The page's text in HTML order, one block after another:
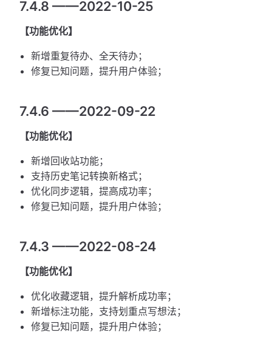
7.4.8 ——2022-10-25
【功能优化】
新增重复待办、全天待办；
修复已知问题，提升用户体验；
7.4.6 ——2022-09-22
【功能优化】
新增回收站功能；
支持历史笔记转换新格式；
优化同步逻辑，提高成功率；
修复已知问题，提升用户体验；
7.4.3 ——2022-08-24
【功能优化】
优化收藏逻辑，提升解析成功率；
新增标注功能，支持划重点写想法；
修复已知问题，提升用户体验；